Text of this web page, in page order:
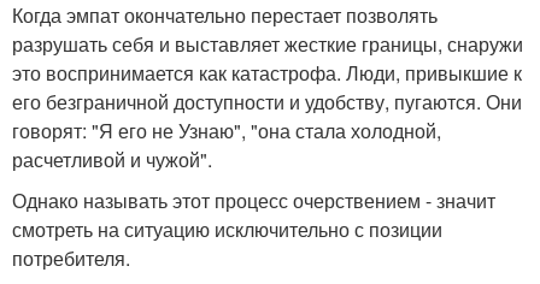
Когда эмпат окончательно перестает позволять
разрушать себя и выставляет жесткие границы, снаружи
это воспринимается как катастрофа. Люди, привыкшие к
его безграничной доступности и удобству, пугаются. Они
говорят: "Я его не Узнаю", "она стала холодной,
расчетливой и чужой".
Однако называть этот процесс очерствением - значит
смотреть на ситуацию исключительно с позиции
потребителя.